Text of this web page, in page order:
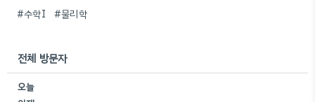
#수학I
#물리학
전체 방문자
오늘